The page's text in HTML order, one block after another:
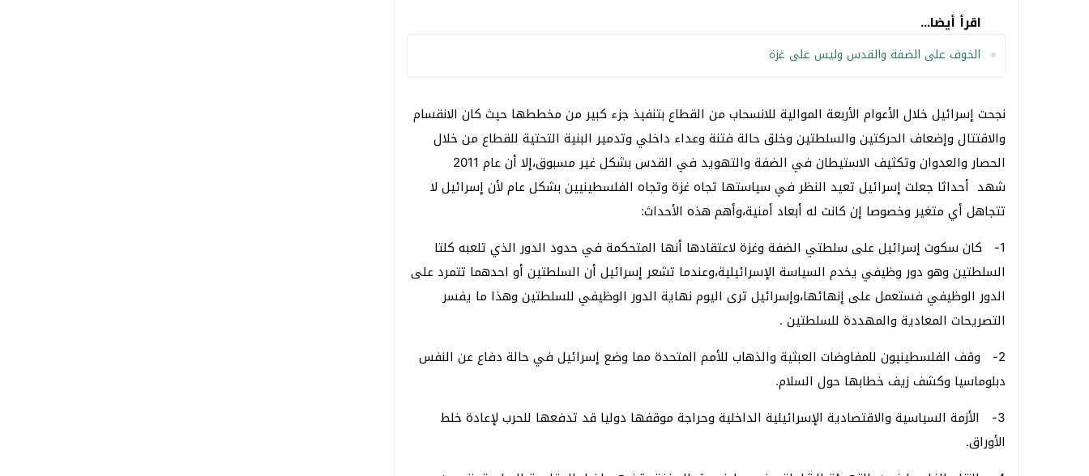
اقرأ أيضا...
الخوف على الضفة والقدس وليس على غزة
نجحت إسرائيل خلال الأعوام الأربعة الموالية للانسحاب من القطاع بتنفيذ جزء كبير من مخططها حيث كان الانقسام
والاقتتال وإضعاف الحركتين والسلطتين وخلق حالة فتنة وعداء داخلي وتدمير البنية التحتية للقطاع من خلال
الحصار والعدوان وتكثيف الاستيطان في الضفة والتهويد في القدس بشكل غير مسبوق،إلا أن عام 2011
شهد أحداثا جعلت إسرائيل تعيد النظر في سياستها تجاه غزة وتجاه الفلسطينيين بشكل عام لأن إسرائيل لا
تتجاهل أي متغير وخصوصا إن كانت له أبعاد أمنية،وأهم هذه الأحداث:
1- كان سكوت إسرائيل على سلطتي الضفة وغزة لاعتقادها أنها المتحكمة في حدود الدور الذي تلعبه كلتا
السلطتين وهو دور وظيفي يخدم السياسة الإسرائيلية،وعندما تشعر إسرائيل أن السلطتين أو احدهما تتمرد على
الدور الوظيفي فستعمل على إنهائها،وإسرائيل ترى اليوم نهاية الدور الوظيفي للسلطتين وهذا ما يفسر
التصريحات المعادية والمهددة للسلطتين .
2- وقف الفلسطينيون للمفاوضات العبثية والذهاب للأمم المتحدة مما وضع إسرائيل في حالة دفاع عن النفس
دبلوماسيا وكشف زيف خطابها حول السلام.
3- الأزمة السياسية والاقتصادية الإسرائيلية الداخلية وحراجة موقفها دوليا قد تدفعها للحرب لإعادة خلط
الأوراق.